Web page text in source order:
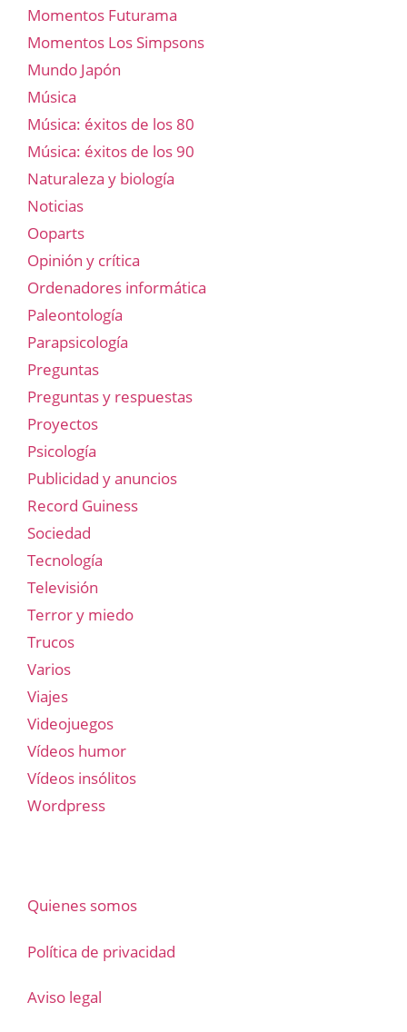
Momentos Futurama
Momentos Los Simpsons
Mundo Japón
Música
Música: éxitos de los 80
Música: éxitos de los 90
Naturaleza y biología
Noticias
Ooparts
Opinión y crítica
Ordenadores informática
Paleontología
Parapsicología
Preguntas
Preguntas y respuestas
Proyectos
Psicología
Publicidad y anuncios
Record Guiness
Sociedad
Tecnología
Televisión
Terror y miedo
Trucos
Varios
Viajes
Videojuegos
Vídeos humor
Vídeos insólitos
Wordpress
Quienes somos
Política de privacidad
Aviso legal